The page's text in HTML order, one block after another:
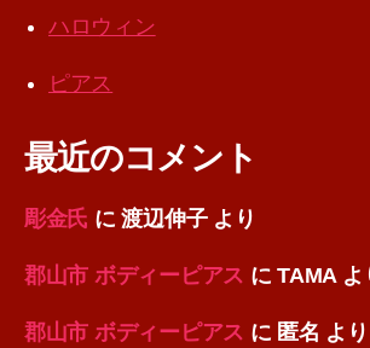
ハロウィン
ピアス
最近のコメント
彫金氏 に渡辺伸子より
郡山市 ボディーピアス にTAMAよ
郡山市 ボディーピアス に 匿名 より